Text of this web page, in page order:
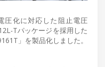
圧化に対応した阻止電圧
Tパッケージを採用した
」を製品化しました。